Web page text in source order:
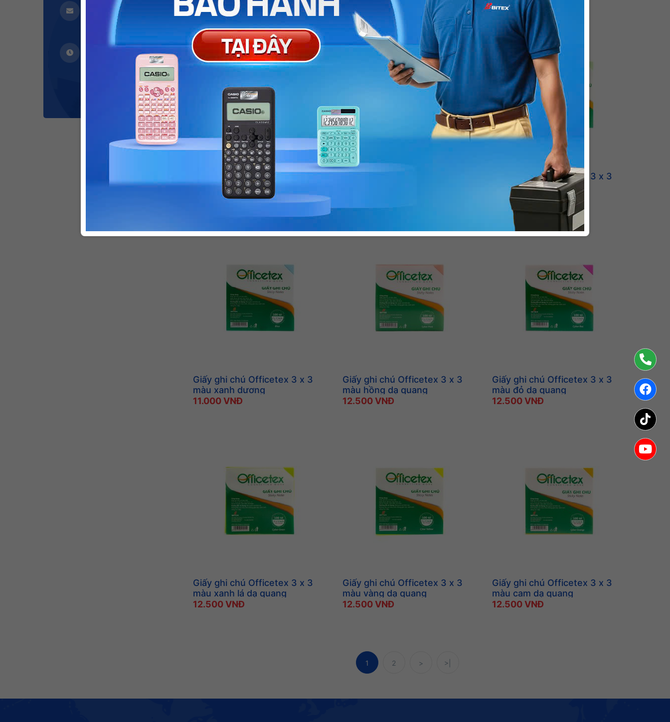
bitex@bitex.com.vn
Làm việc
Thứ 2 - thứ 7:
(trừ các ngày thứ 7
Giấy ghi chú Officetex 3 x 2
màu hồng
8.000 VNĐ
Giấy ghi chú Officetex 3 x 3
màu xanh lá
11.000 VNĐ
Giấy ghi chú Officetex 3 x 3
màu xanh dương
11.000 VNĐ
Giấy ghi chú Officetex 3 x 3
màu hồng dạ quang
12.500 VNĐ
Giấy ghi chú Officetex 3 x 3
màu đỏ dạ quang
12.500 VNĐ
Giấy ghi chú Officetex 3 x 3
màu xanh lá dạ quang
12.500 VNĐ
Giấy ghi chú Officetex 3 x 3
màu vàng dạ quang
12.500 VNĐ
Giấy ghi chú Officetex 3 x 3
màu cam dạ quang
12.500 VNĐ
1 2 > >|